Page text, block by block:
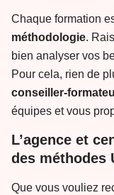
Chaque formation
méthodologie.
bien analyser vos
Pour cela, rien de
conseiller-
équipes et vous
L’agence et
des méthodes
Que vous vouliez